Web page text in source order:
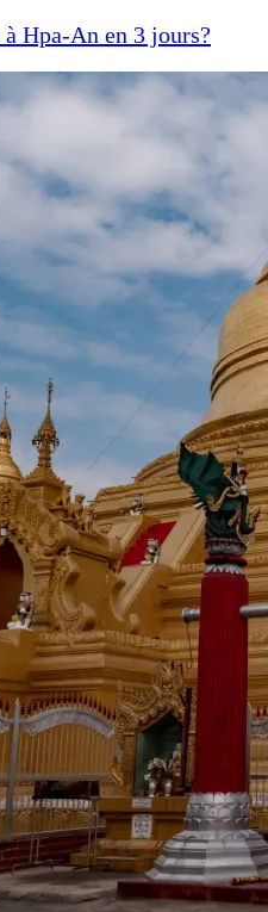
Hpa-An en 3 jours?